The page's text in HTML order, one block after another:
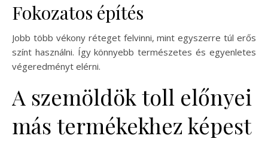
Fokozatos építés
Jobb több vékony réteget felvinni, mint egyszerre túl erős
színt használni. Így könnyebb természetes és egyenletes
végeredményt elérni.
A szemöldök toll előnyei
más termékekhez képest